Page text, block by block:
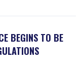
BEGINS TO BE